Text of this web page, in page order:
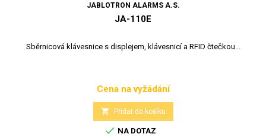
JABLOTRON ALARMS A.S.
JA-110E
Sběrnicová klávesnice s displejem, klávesnicí a RFID čtečkou...
Cena
Cena na vyžádání
 Přidat do košíku
 NA DOTAZ